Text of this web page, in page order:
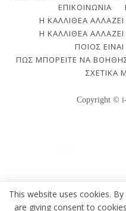
ΕΠΙΚΟΙΝΩΝΙΑ
Η ΚΑΛΛΙΘΈΑ
Η ΚΑΛΛΙΘΈΑ
ΠΟΙΟΣ
ΠΩΣ ΜΠΟΡΕΊΤΕ ΝΑ
ΣΧΕΤΙΚΆ
Copyright ©
This website uses cookies.
are giving consent to